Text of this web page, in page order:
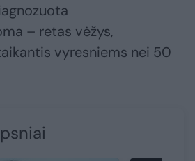
– retas vėžys,
vyresniems nei 50